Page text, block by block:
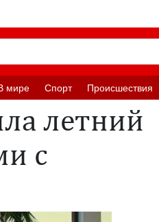
мире Спорт Происшествия
летний
с